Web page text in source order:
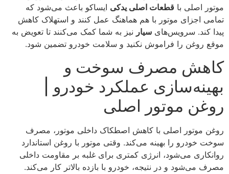
موتور اصلی با قطعات اصلی یدکی ایساکو باعث می‌شود که
تمامی اجزای موتور با هم هماهنگ عمل کنند و استهلاک کاهش
پیدا کند. سرویس‌های سیار نیز به شما کمک می‌کنند تا تعویض به
موقع روغن را فراموش نکنید و سلامت خودرو تضمین شود.
کاهش مصرف سوخت و
بهینه‌سازی عملکرد خودرو |
روغن موتور اصلی
روغن موتور اصلی با کاهش اصطکاک داخلی موتور، مصرف
سوخت خودرو را بهینه می‌کند. وقتی موتور با روغن استاندارد
روانکاری می‌شود، انرژی کمتری برای غلبه بر مقاومت داخلی
مصرف می‌شود و در نتیجه، خودرو با بازده بالاتر کار می‌کند.